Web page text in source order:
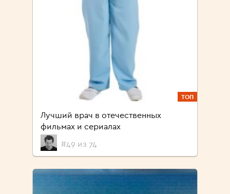
ТОП
Лучший врач в отечественных
фильмах и сериалах
#49 из 74